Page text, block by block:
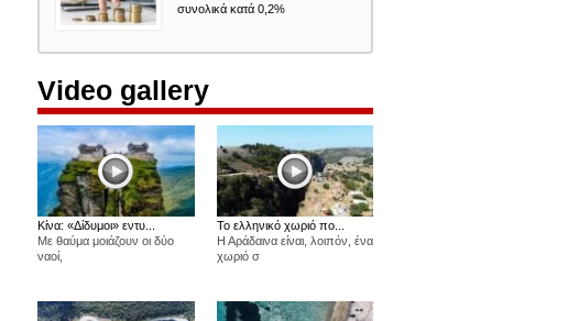
συνολικά κατά 0,2%
Video gallery
Κίνα: «Δίδυμοι» εντυ...
Με θαύμα μοιάζουν οι δύο
ναοί,
Το ελληνικό χωριό πο...
Η Αράδαινα είναι, λοιπόν, ένα
χωριό σ